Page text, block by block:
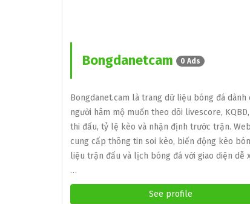
Bongdanetcam 0 Ads
Bongdanet.cam là trang dữ liệu bóng đá dành
người hâm mộ muốn theo dõi livescore,
thi đấu, tỷ lệ kèo và nhận định trước trận.
cung cấp thông tin soi kèo, biến động kèo
liệu trận đấu và lịch bóng đá với giao diện dễ
…
See profile